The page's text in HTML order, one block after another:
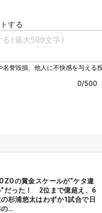
の賞金スケールが“ケタ違
”だった！ 2位まで億超え、6
杉浦悠太はわずか1試合で日
の…